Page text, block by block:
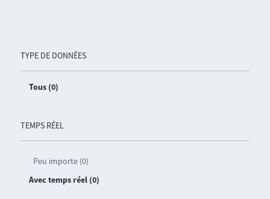
TYPE DE DONNÉES
Tous (0)
TEMPS RÉEL
Peu importe (0)
Avec temps réel (0)